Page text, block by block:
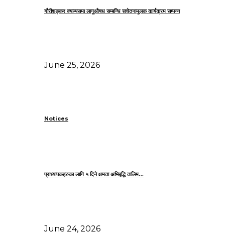
गौरीशङ्कर क्याम्पसमा लागूऔषध सम्बन्धि सचेतनामूलक कार्यक्रम सम्पन्न
June 25, 2026
Notices
प्राध्यापकहरुका लागि ५ दिने क्षमता अभिबृद्धि तालिम…
June 24, 2026